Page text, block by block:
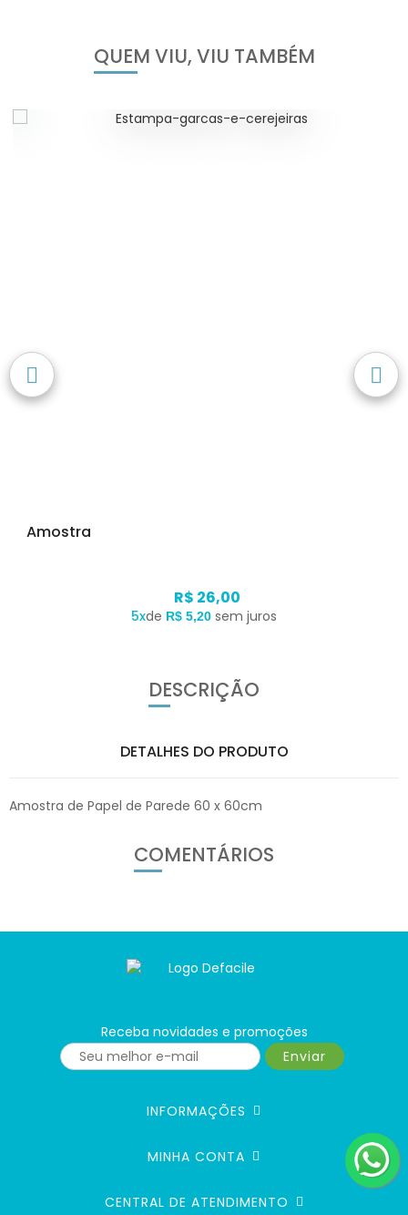
QUEM VIU, VIU TAMBÉM
Amostra
R$ 26,00
5xde R$ 5,20 sem juros
DESCRIÇÃO
DETALHES DO PRODUTO
Amostra de Papel de Parede 60 x 60cm
COMENTÁRIOS
Receba novidades e promoções
Enviar
INFORMAÇÕES
MINHA CONTA
CENTRAL DE ATENDIMENTO